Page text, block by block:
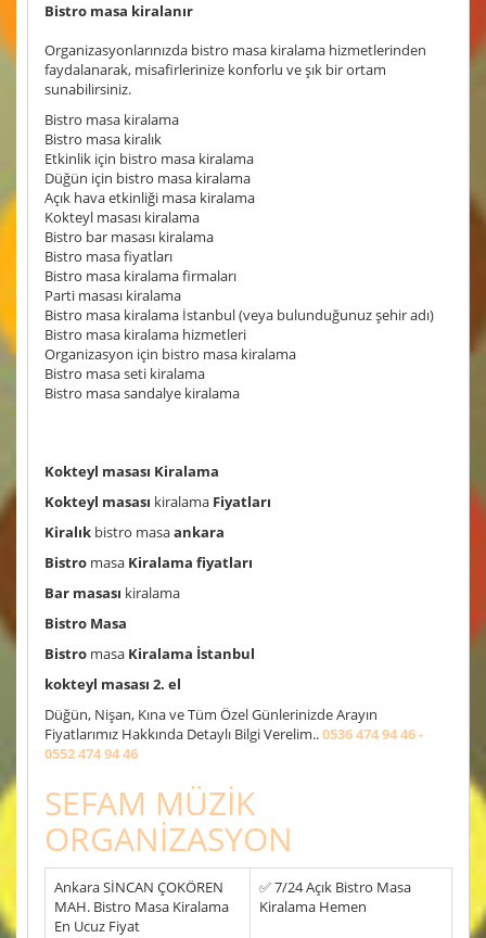
Bistro masa kiralanır
Organizasyonlarınızda bistro masa kiralama hizmetlerinden
faydalanarak, misafirlerinize konforlu ve şık bir ortam
sunabilirsiniz.
Bistro masa kiralama
Bistro masa kiralık
Etkinlik için bistro masa kiralama
Düğün için bistro masa kiralama
Açık hava etkinliği masa kiralama
Kokteyl masası kiralama
Bistro bar masası kiralama
Bistro masa fiyatları
Bistro masa kiralama firmaları
Parti masası kiralama
Bistro masa kiralama İstanbul (veya bulunduğunuz şehir adı)
Bistro masa kiralama hizmetleri
Organizasyon için bistro masa kiralama
Bistro masa seti kiralama
Bistro masa sandalye kiralama
Kokteyl masası Kiralama
Kokteyl masası kiralama Fiyatları
Kiralık bistro masaankara
Bistro masa Kiralama fiyatları
Bar masası kiralama
Bistro Masa
Bistro masa Kiralama İstanbul
kokteyl masası 2. el
Düğün, Nişan, Kına ve Tüm Özel Günlerinizde Arayın
Fiyatlarımız Hakkında Detaylı Bilgi Verelim..0536 474 94 46 -
0552 474 94 46
SEFAM MÜZİK
ORGANİZASYON
Ankara SİNCAN ÇOKÖREN
MAH. Bistro Masa Kiralama
En Ucuz Fiyat
✅ 7/24 Açık Bistro Masa
Kiralama Hemen